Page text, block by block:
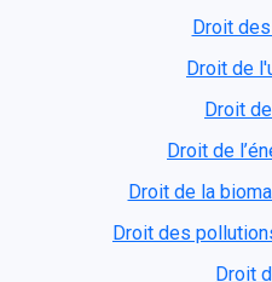
Droit
Droit de
Droit
Droit de
Droit de la
Droit des
Droit